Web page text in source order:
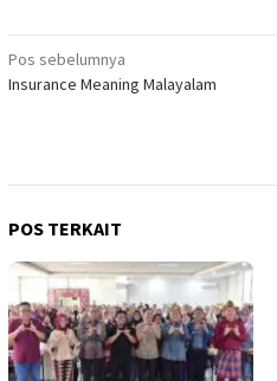
Navigasi
pos
Pos sebelumnya
Insurance Meaning Malayalam
POS TERKAIT